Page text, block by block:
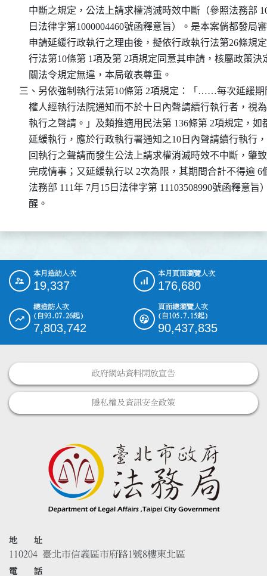
中斷之規定，公法上請求權消滅時效中斷（參照法務部
日法律字第1000004460號函釋意旨）。是本案倘都發局
申請延緩行政執行之理由後，擬依行政執行法第26條規
行法第10條第 1項及第 2項規定同意其申請，核屬政策
    關法令規定無違，本局敬表尊重。
三、另依強制執行法第10條第 2項規定：「……每次延緩期
權人經執行法院通知而不於十日內聲請續行執行者，視
執行之聲請。」及類推適用民法第 136條第 2項規定，
延緩執行，應於行政執行署通知之10日內聲請續行執行
回執行之聲請而發生公法上請求權消滅時效不中斷，肇
完成情事；又延緩執行以 2次為限，其期間合計不得逾
法務部 111年 7月15日法律字第 11103508990號函釋意旨
    醒。
::: 本月造訪人次
19,337
本月頁面瀏覽人次
176,680
總造訪人次
(自93.07.26起)
7,803,742
頁面總瀏覽人次
(自105.7.15起)
90,437,835
政府網站資料開放宣告
隱私權及資訊安全政策
地 址
110204 臺北市信義區市府路1號8樓東北區
電 話